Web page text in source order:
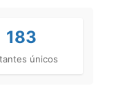
183
únicos